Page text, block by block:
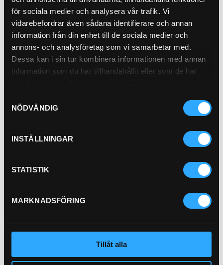
för sociala medier och analysera vår trafik. Vi
vidarebefordrar även sådana identifierare och annan
information från din enhet till de sociala medier och
annons- och analysföretag som vi samarbetar med.
Dessa kan i sin tur kombinera informationen med annan
information som du har tillhandahållit eller som de har
NÖDVÄNDIG
INSTÄLLNINGAR
STATISTIK
MARKNADSFÖRING
Tillåt alla
Pris exkl. 160.00 Pris exkl. 46.90
21-B1
Köp